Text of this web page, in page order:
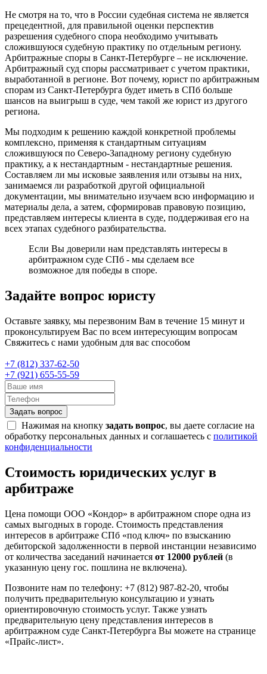
Не смотря на то, что в России судебная система не является
прецедентной, для правильной оценки перспектив
разрешения судебного спора необходимо учитывать
сложившуюся судебную практику по отдельным региону.
Арбитражные споры в Санкт-Петербурге – не исключение.
Арбитражный суд споры рассматривает с учетом практики,
выработанной в регионе. Вот почему, юрист по арбитражным
спорам из Санкт-Петербурга будет иметь в СПб больше
шансов на выигрыш в суде, чем такой же юрист из другого
региона.
Мы подходим к решению каждой конкретной проблемы
комплексно, применяя к стандартным ситуациям
сложившуюся по Северо-Западному региону судебную
практику, а к нестандартным - нестандартные решения.
Составляем ли мы исковые заявления или отзывы на них,
занимаемся ли разработкой другой официальной
документации, мы внимательно изучаем всю информацию и
материалы дела, а затем, сформировав правовую позицию,
представляем интересы клиента в суде, поддерживая его на
всех этапах судебного разбирательства.
Если Вы доверили нам представлять интересы в
арбитражном суде СПб - мы сделаем все
возможное для победы в споре.
Задайте вопрос юристу
Оставьте заявку, мы перезвоним Вам в течение 15 минут и
проконсультируем Вас по всем интересующим вопросам
Свяжитесь с нами удобным для вас способом
+7 (812) 337-62-50
+7 (921) 655-55-59
Задать вопрос
Нажимая на кнопку задать вопрос, вы даете согласие на
обработку персональных данных и соглашаетесь с политикой
конфиденциальности
Стоимость юридических услуг в
арбитраже
Цена помощи ООО «Кондор» в арбитражном споре одна из
самых выгодных в городе. Стоимость представления
интересов в арбитраже СПб «под ключ» по взысканию
дебиторской задолженности в первой инстанции независимо
от количества заседаний начинается от 12000 рублей (в
указанную цену гос. пошлина не включена).
Позвоните нам по телефону: +7 (812) 987-82-20, чтобы
получить предварительную консультацию и узнать
ориентировочную стоимость услуг. Также узнать
предварительную цену представления интересов в
арбитражном суде Санкт-Петербурга Вы можете на странице
«Прайс-лист».